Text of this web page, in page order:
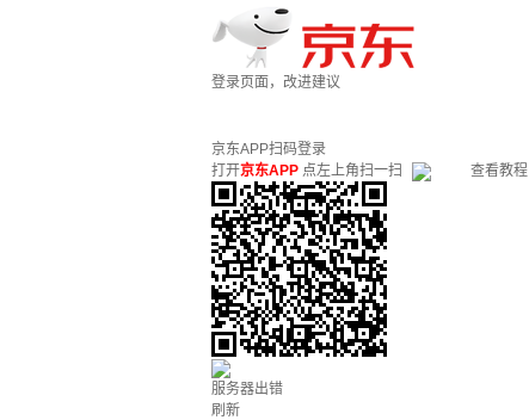
登录页面，改进建议
京东APP扫码登录
打开京东APP 点左上角扫一扫 查看教程
服务器出错
刷新